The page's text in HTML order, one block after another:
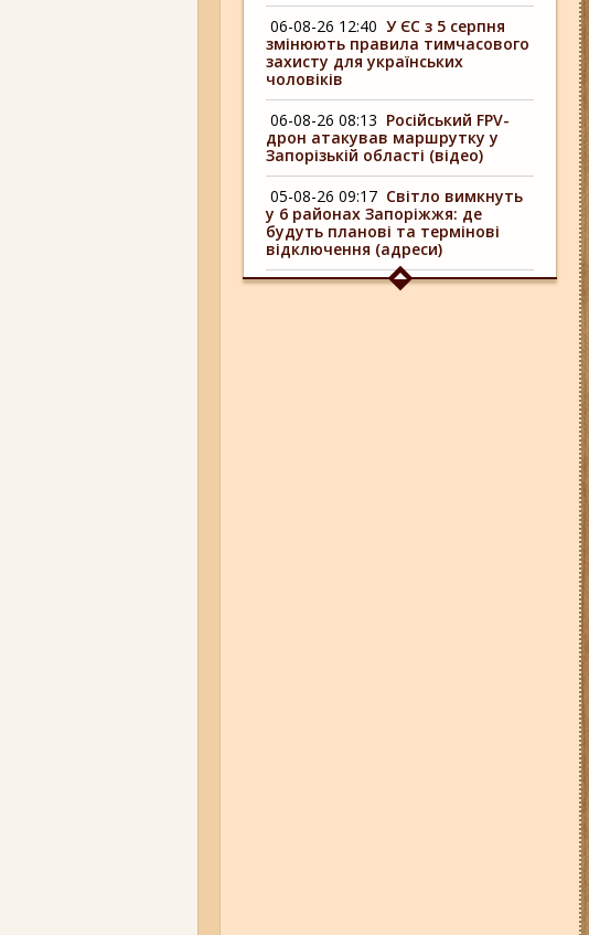
06-08-26 12:40 У ЄС з 5 серпня
змінюють правила тимчасового
захисту для українських
чоловіків
06-08-26 08:13 Російський FPV-
дрон атакував маршрутку у
Запорізькій області (відео)
05-08-26 09:17 Світло вимкнуть
у 6 районах Запоріжжя: де
будуть планові та термінові
відключення (адреси)
04-08-26 09:16 У 6 районах